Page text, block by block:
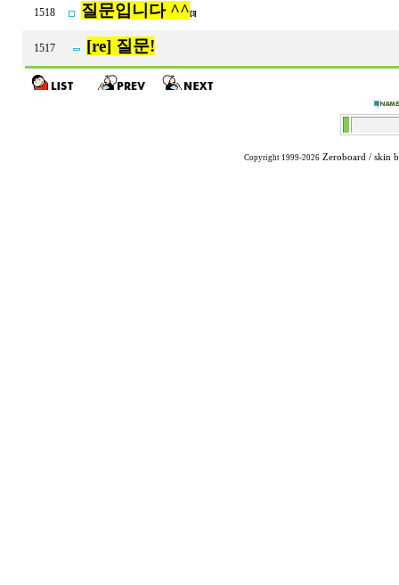
1518 질문입니다 ^^ [3]
1517 [re] 질문!
Copyright 1999-2026 Zeroboard / skin